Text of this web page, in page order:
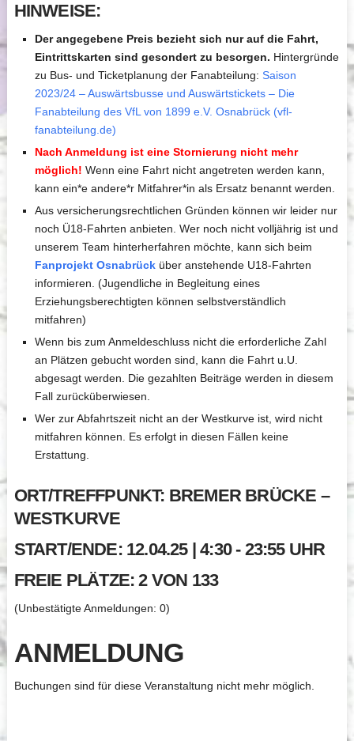
HINWEISE:
Der angegebene Preis bezieht sich nur auf die Fahrt,
Eintrittskarten sind gesondert zu besorgen. Hintergründe
zu Bus- und Ticketplanung der Fanabteilung:Saison
2023/24 – Auswärtsbusse und Auswärtstickets – Die
Fanabteilung des VfL von 1899 e.V. Osnabrück (vfl-
fanabteilung.de)
Nach Anmeldung ist eine Stornierung nicht mehr
möglich! Wenn eine Fahrt nicht angetreten werden kann,
kann ein*e andere*r Mitfahrer*in als Ersatz benannt werden.
Aus versicherungsrechtlichen Gründen können wir leider nur
noch Ü18-Fahrten anbieten. Wer noch nicht volljährig ist und
unserem Team hinterherfahren möchte, kann sich beim
Fanprojekt Osnabrück über anstehende U18-Fahrten
informieren. (Jugendliche in Begleitung eines
Erziehungsberechtigten können selbstverständlich
mitfahren)
Wenn bis zum Anmeldeschluss nicht die erforderliche Zahl
an Plätzen gebucht worden sind, kann die Fahrt u.U.
abgesagt werden. Die gezahlten Beiträge werden in diesem
Fall zurücküberwiesen.
Wer zur Abfahrtszeit nicht an der Westkurve ist, wird nicht
mitfahren können. Es erfolgt in diesen Fällen keine
Erstattung.
ORT/TREFFPUNKT: BREMER BRÜCKE –
WESTKURVE
START/ENDE: 12.04.25 | 4:30 - 23:55 UHR
FREIE PLÄTZE: 2 VON 133
(Unbestätigte Anmeldungen: 0)
ANMELDUNG
Buchungen sind für diese Veranstaltung nicht mehr möglich.